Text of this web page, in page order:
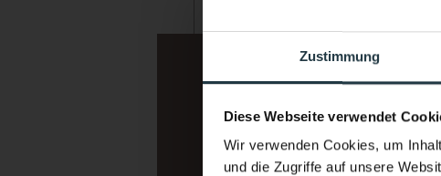
Zustimmung
Diese Webseite verwendet
Wir verwenden Cookies, um
und die Zugriffe auf unsere